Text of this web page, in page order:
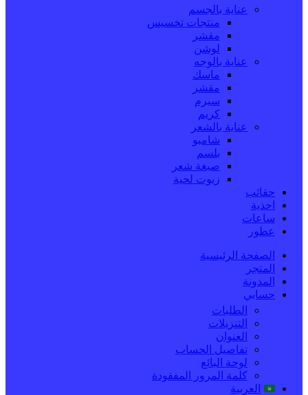
عناية بالجسم
منتجات تخسيس
مقشر
لوشن
عناية بالوجه
ماسك
مقشر
سيرم
كريم
عناية بالشعر
شامبو
بلسم
صبغة شعر
زيوت لحية
حقائب
احذية
ساعات
عطور
الصفحة الرئيسية
المتجر
المدونة
حسابي
الطلبات
التنزيلات
العنوان
تفاصيل الحساب
لوحة البائع
كلمة المرور المفقودة
العربية